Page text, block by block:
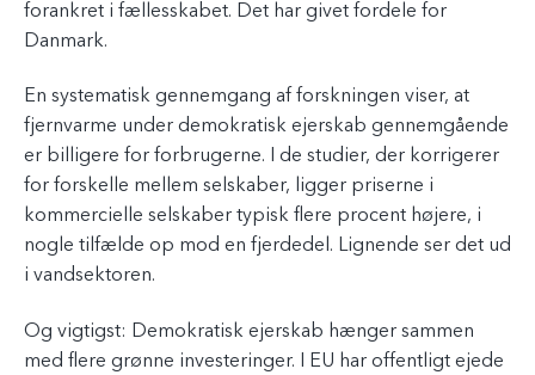
forankret i fællesskabet. Det har givet fordele for
Danmark.
En systematisk gennemgang af forskningen viser, at
fjernvarme under demokratisk ejerskab gennemgående
er billigere for forbrugerne. I de studier, der korrigerer
for forskelle mellem selskaber, ligger priserne i
kommercielle selskaber typisk flere procent højere, i
nogle tilfælde op mod en fjerdedel. Lignende ser det ud
i vandsektoren.
Og vigtigst: Demokratisk ejerskab hænger sammen
med flere grønne investeringer. I EU har offentligt ejede